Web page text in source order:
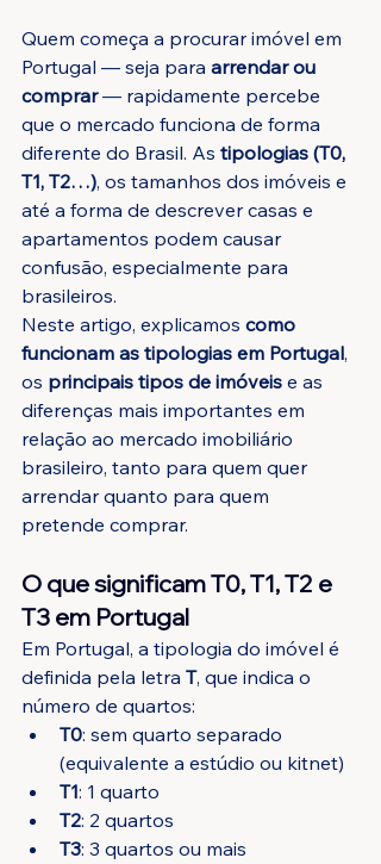
Quem começa a procurar imóvel em
Portugal — seja para arrendar ou
comprar — rapidamente percebe
que o mercado funciona de forma
diferente do Brasil. As tipologias (T0,
T1, T2…), os tamanhos dos imóveis e
até a forma de descrever casas e
apartamentos podem causar
confusão, especialmente para
brasileiros.
Neste artigo, explicamos como
funcionam as tipologias em Portugal,
os principais tipos de imóveis e as
diferenças mais importantes em
relação ao mercado imobiliário
brasileiro, tanto para quem quer
arrendar quanto para quem
pretende comprar.
O que significam T0, T1, T2 e
T3 em Portugal
Em Portugal, a tipologia do imóvel é
definida pela letra T, que indica o
número de quartos:
T0: sem quarto separado
(equivalente a estúdio ou kitnet)
T1: 1 quarto
T2: 2 quartos
T3: 3 quartos ou mais